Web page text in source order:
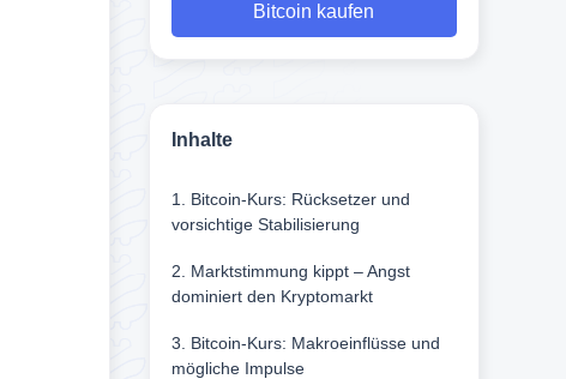
Bitcoin kaufen
Inhalte
1. Bitcoin-Kurs: Rücksetzer und
vorsichtige Stabilisierung
2. Marktstimmung kippt – Angst
dominiert den Kryptomarkt
3. Bitcoin-Kurs: Makroeinflüsse und
mögliche Impulse